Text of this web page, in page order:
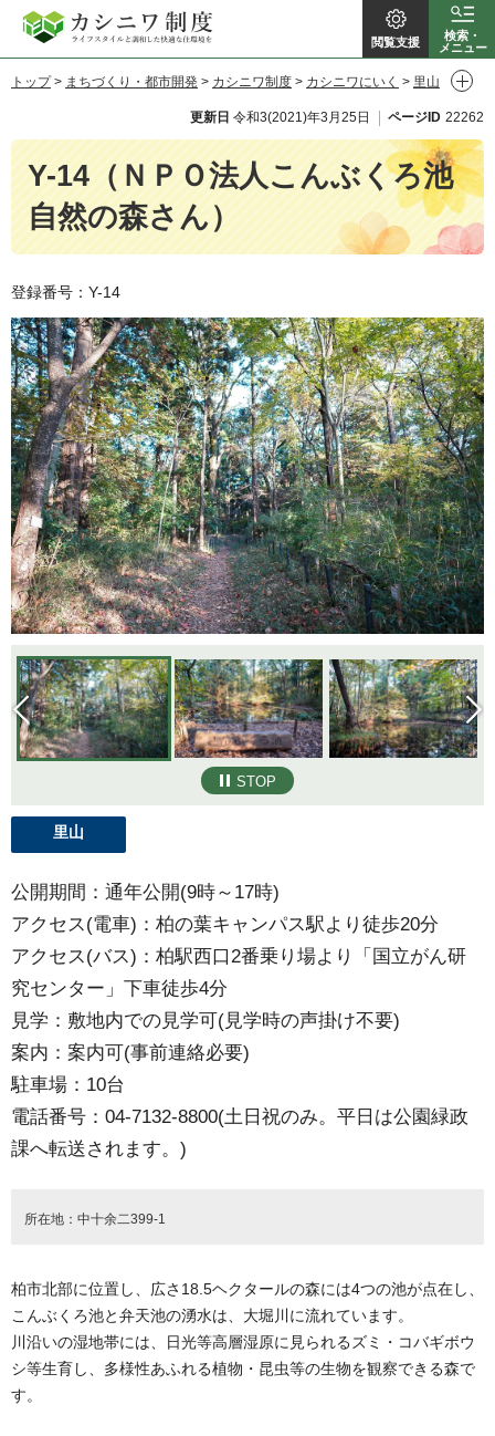
カシニワ制
度
閲覧支援
検索・
メニュー
トップ> まちづくり・都市開発 > カシニワ制度 > カシニワにいく > 里山
更新日 令和3(2021)年3月25日 ページID 22262
Y-14（ＮＰＯ法人こんぶくろ池
自然の森さん）
登録番号：Y-14
STOP
里山
公開期間：通年公開(9時～17時)
アクセス(電車)：柏の葉キャンパス駅より徒歩20分
アクセス(バス)：柏駅西口2番乗り場より「国立がん研
究センター」下車徒歩4分
見学：敷地内での見学可(見学時の声掛け不要)
案内：案内可(事前連絡必要)
駐車場：10台
電話番号：04-7132-8800(土日祝のみ。平日は公園緑政
課へ転送されます。)
所在地：中十余二399-1
柏市北部に位置し、広さ18.5ヘクタールの森には4つの池が点在し、
こんぶくろ池と弁天池の湧水は、大堀川に流れています。
川沿いの湿地帯には、日光等高層湿原に見られるズミ・コバギボウ
シ等生育し、多様性あふれる植物・昆虫等の生物を観察できる森で
す。